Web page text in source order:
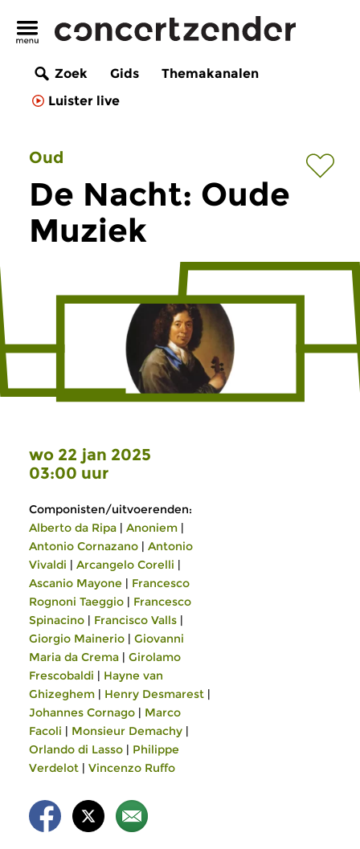
Zoek Gids
Themakanalen
Luister live
Oud
De Nacht: Oude
Muziek
wo 22 jan 2025
03:00 uur
Componisten/uitvoerenden:
Alberto da Ripa | Anoniem |
Antonio Cornazano | Antonio
Vivaldi | Arcangelo Corelli |
Ascanio Mayone | Francesco
Rognoni Taeggio | Francesco
Spinacino | Francisco Valls |
Giorgio Mainerio | Giovanni
Maria da Crema | Girolamo
Frescobaldi | Hayne van
Ghizeghem | Henry Desmarest |
Johannes Cornago | Marco
Facoli | Monsieur Demachy |
Orlando di Lasso | Philippe
Verdelot | Vincenzo Ruffo